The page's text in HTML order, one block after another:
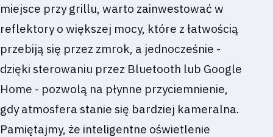
miejsce przy grillu, warto zainwestować w
reflektory o większej mocy, które z łatwością
przebiją się przez zmrok, a jednocześnie -
dzięki sterowaniu przez Bluetooth lub Google
Home - pozwolą na płynne przyciemnienie,
gdy atmosfera stanie się bardziej kameralna.
Pamiętajmy, że inteligentne oświetlenie